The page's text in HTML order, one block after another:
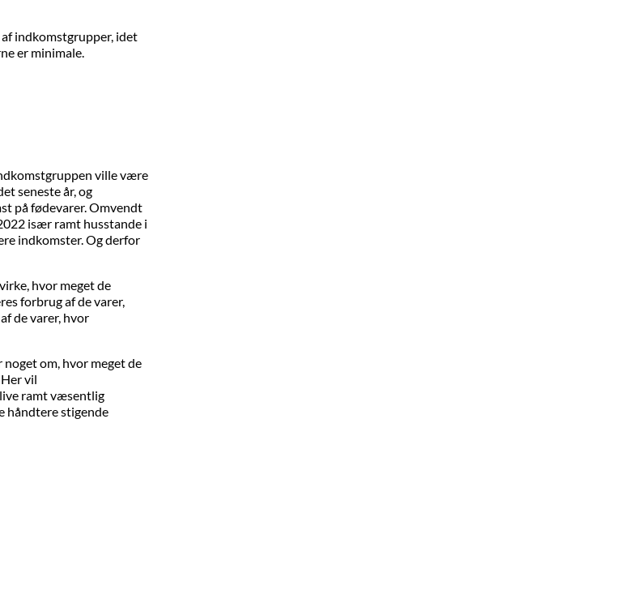
indkomstgrupper, idet
er minimale.
ville være
seneste år, og
på fødevarer. Omvendt
især ramt husstande i
indkomster. Og derfor
hvor meget de
forbrug af de varer,
de varer, hvor
om, hvor meget de
vil
ramt væsentlig
håndtere stigende